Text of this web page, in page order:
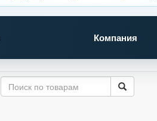
Компания